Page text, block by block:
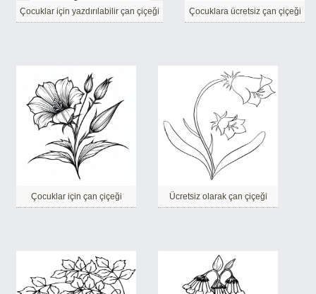
Çocuklar için yazdırılabilir çan çiçeği Çocuklara ücretsiz çan çiçeği
Çocuklar için çan çiçeği Ücretsiz olarak çan çiçeği